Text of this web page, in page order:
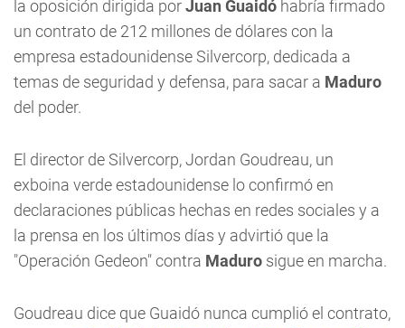
la oposición dirigida porJuan Guaidó habría firmado
un contrato de 212 millones de dólares con la
empresa estadounidense Silvercorp, dedicada a
temas de seguridad y defensa, para sacar a Maduro
del poder.
El director de Silvercorp, Jordan Goudreau, un
exboina verde estadounidense lo confirmó en
declaraciones públicas hechas en redes sociales y a
la prensa en los últimos días y advirtió que la
"Operación Gedeon" contra Maduro sigue en marcha.
Goudreau dice que Guaidó nunca cumplió el contrato,